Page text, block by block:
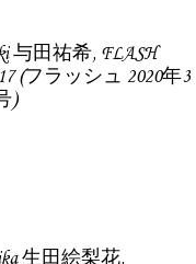
与田祐希, FLASH
(フラッシュ 2020年3
)
生田絵梨花,